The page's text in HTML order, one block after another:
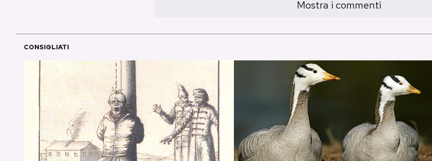
Area Personale
Newsletter
Notifiche mobile
Regala il Post
Hai bisogno di aiuto?
Esci
Mostra i commenti
CONSIGLIATI